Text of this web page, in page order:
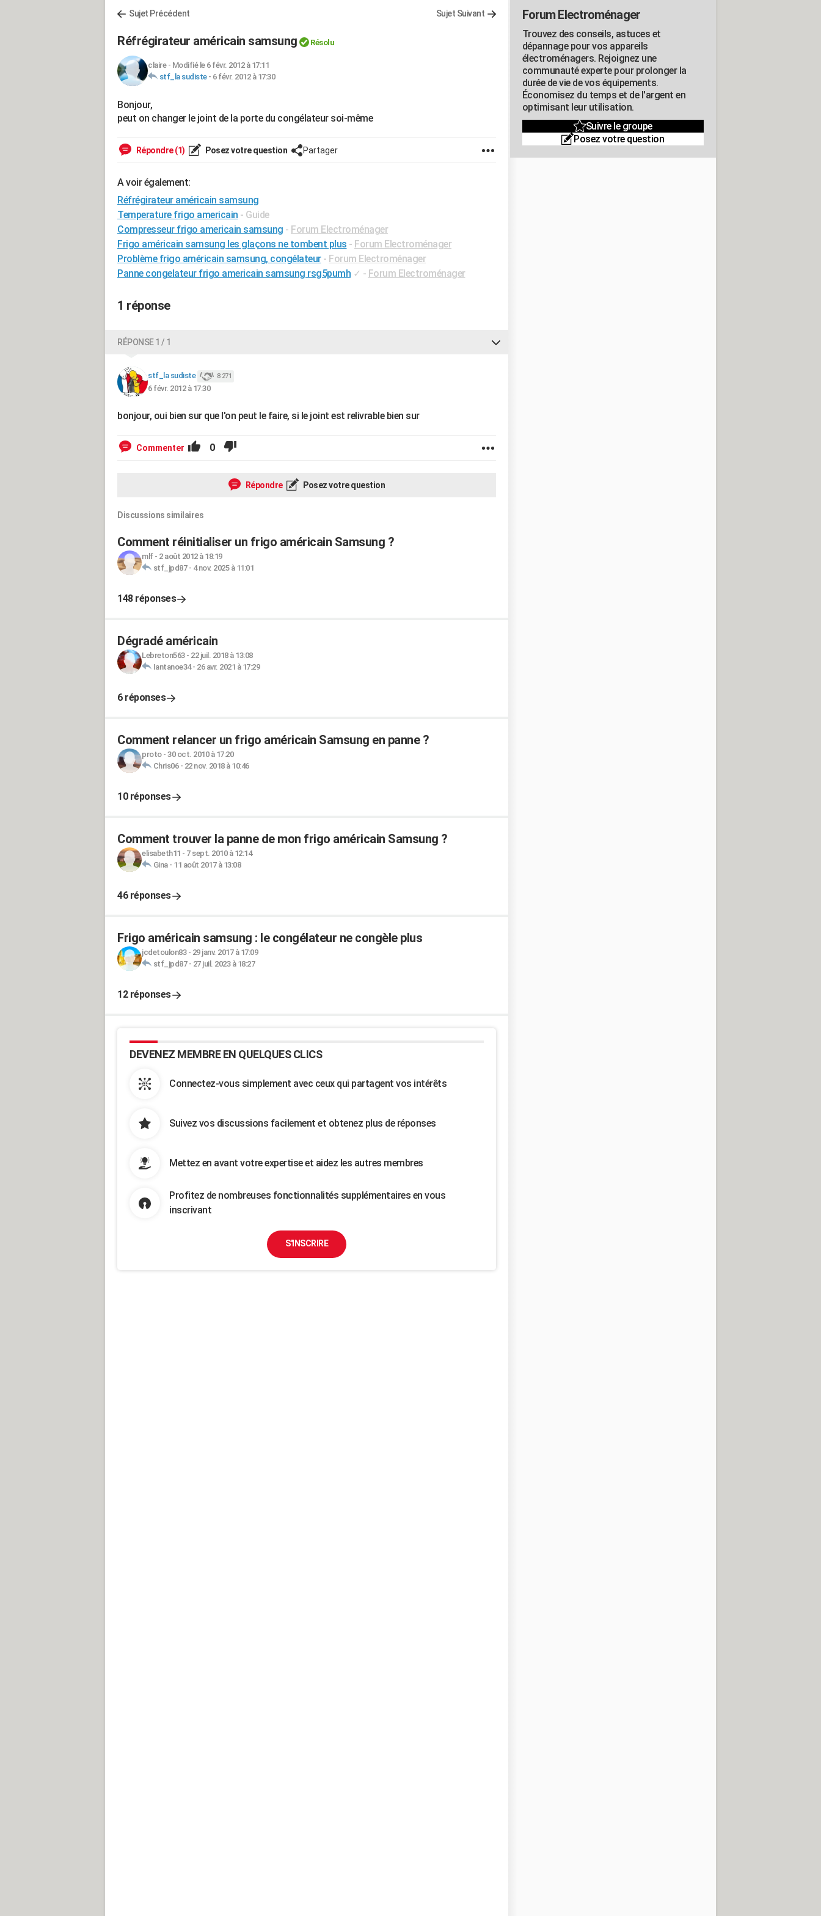
Sujet Précédent Sujet Suivant
Réfrégirateur américain samsung Résolu
claire- Modifié le 6 févr. 2012 à 17:11
stf_la sudiste- 6 févr. 2012 à 17:30
Bonjour,
peut on changer le joint de la porte du congélateur soi-même
Répondre (1) Posez votre question Partager
A voir également:
Réfrégirateur américain samsung
Temperature frigo americain - Guide
Compresseur frigo americain samsung - Forum Electroménager
Frigo américain samsung les glaçons ne tombent plus - Forum Electroménager
Problème frigo américain samsung, congélateur - Forum Electroménager
Panne congelateur frigo americain samsung rsg5pumh ✓ - Forum Electroménager
1 réponse
RÉPONSE 1 / 1
stf_la sudiste 8 271
6 févr. 2012 à 17:30
bonjour, oui bien sur que l'on peut le faire, si le joint est relivrable bien sur
Commenter 0
Répondre Posez votre question
Discussions similaires
Comment réinitialiser un frigo américain Samsung ?
mlf- 2 août 2012 à 18:19
stf_jpd87- 4 nov. 2025 à 11:01
148 réponses
Dégradé américain
Lebreton563- 22 juil. 2018 à 13:08
Iantanoe34- 26 avr. 2021 à 17:29
6 réponses
Comment relancer un frigo américain Samsung en panne ?
proto- 30 oct. 2010 à 17:20
Chris06- 22 nov. 2018 à 10:46
10 réponses
Comment trouver la panne de mon frigo américain Samsung ?
elisabeth11 - 7 sept. 2010 à 12:14
Gina- 11 août 2017 à 13:08
46 réponses
Frigo américain samsung : le congélateur ne congèle plus
jcdetoulon83- 29 janv. 2017 à 17:09
stf_jpd87- 27 juil. 2023 à 18:27
12 réponses
DEVENEZ MEMBRE EN QUELQUES CLICS
Connectez-vous simplement avec ceux qui partagent vos intérêts
Suivez vos discussions facilement et obtenez plus de réponses
Mettez en avant votre expertise et aidez les autres membres
Profitez de nombreuses fonctionnalités supplémentaires en vous
inscrivant
S'INSCRIRE
Forum Electroménager
Trouvez des conseils, astuces et
dépannage pour vos appareils
électroménagers. Rejoignez une
communauté experte pour prolonger la
durée de vie de vos équipements.
Économisez du temps et de l'argent en
optimisant leur utilisation.
Suivre le groupe
Posez votre question